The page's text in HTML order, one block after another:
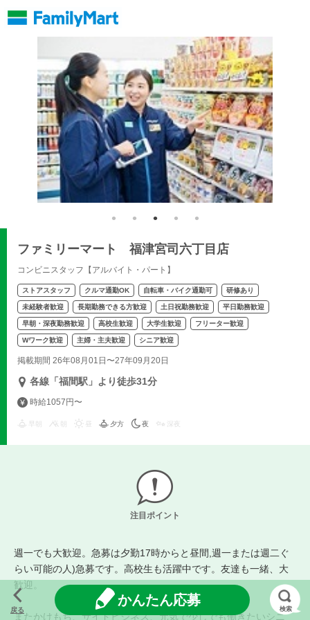
ファミリーマート 福津宮司六丁目店
コンビニスタッフ【アルバイト・パート】
ストアスタッフ クルマ通勤OK 自転車・バイク通勤可 研修あり
未経験者歓迎 長期勤務できる方歓迎 土日祝勤務歓迎 平日勤務歓迎
早朝・深夜勤務歓迎 高校生歓迎 大学生歓迎 フリーター歓迎
Wワーク歓迎 主婦・主夫歓迎 シニア歓迎
掲載期間 26年08月01日〜27年09月20日
各線「福間駅」より徒歩31分
時給1057円〜
夕方 夜 深夜
注目ポイント
週一でも大歓迎。急募は夕勤17時からと昼間,週一または週二ぐ
らい可能の人)急募です。高校生も活躍中です。友達も一緒、大
歓迎。
またかけもち、サイドビジネス、元気で少しでも働きたいシニ
戻る
かんたん応募
検索